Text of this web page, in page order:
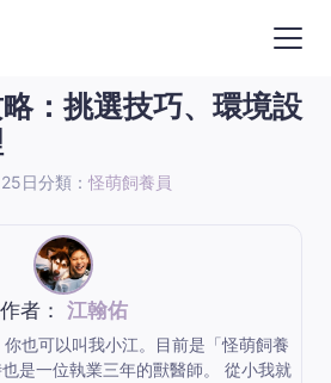
：挑選技巧、環境設
日分類： 怪萌飼養員
作者： 江翰佑
也可以叫我小江。目前是「怪萌飼養
是一位執業三年的獸醫師。 從小我就